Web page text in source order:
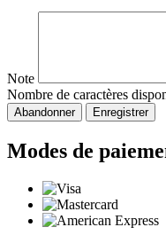
Note
Nombre de caractères
Abandonner Enregistrer
Modes de